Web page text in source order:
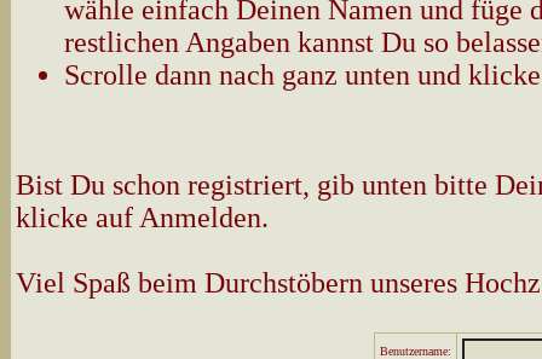
wähle einfach Deinen Namen und füge
restlichen Angaben kannst Du so
Scrolle dann nach ganz unten und
Bist Du schon registriert, gib unten bitte
klicke auf Anmelden.
Viel Spaß beim Durchstöbern unseres
Benutzername: